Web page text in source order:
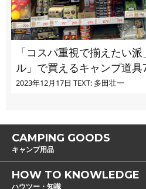
「コスパ重視で揃えたい派」に朗
ル」で買えるキャンプ道具
2023年12月17日 TEXT: 多田壮一
CAMPING GOODS
キャンプ用品
HOW TO KNOWLEDGE
ハウツー・知識